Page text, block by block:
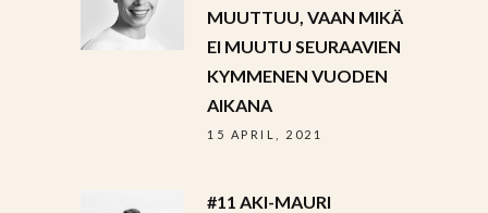
MUUTTUU, VAAN MIKÄ
EI MUUTU SEURAAVIEN
KYMMENEN VUODEN
AIKANA
15 APRIL, 2021
#11 AKI-MAURI